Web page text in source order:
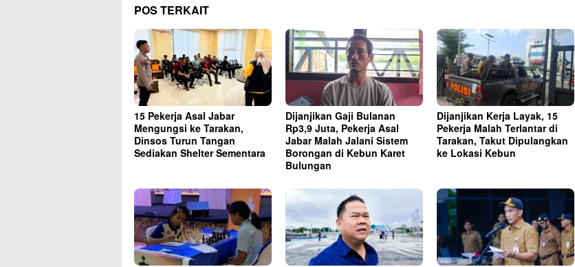
POS TERKAIT
15 Pekerja Asal Jabar
Mengungsi ke Tarakan,
Dinsos Turun Tangan
Sediakan Shelter Sementara
Dijanjikan Gaji Bulanan
Rp3,9 Juta, Pekerja Asal
Jabar Malah Jalani Sistem
Borongan di Kebun Karet
Bulungan
Dijanjikan Kerja Layak, 15
Pekerja Malah Terlantar di
Tarakan, Takut Dipulangkan
ke Lokasi Kebun